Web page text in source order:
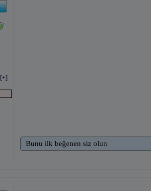
[+]
Bunu ilk beğenen siz olun